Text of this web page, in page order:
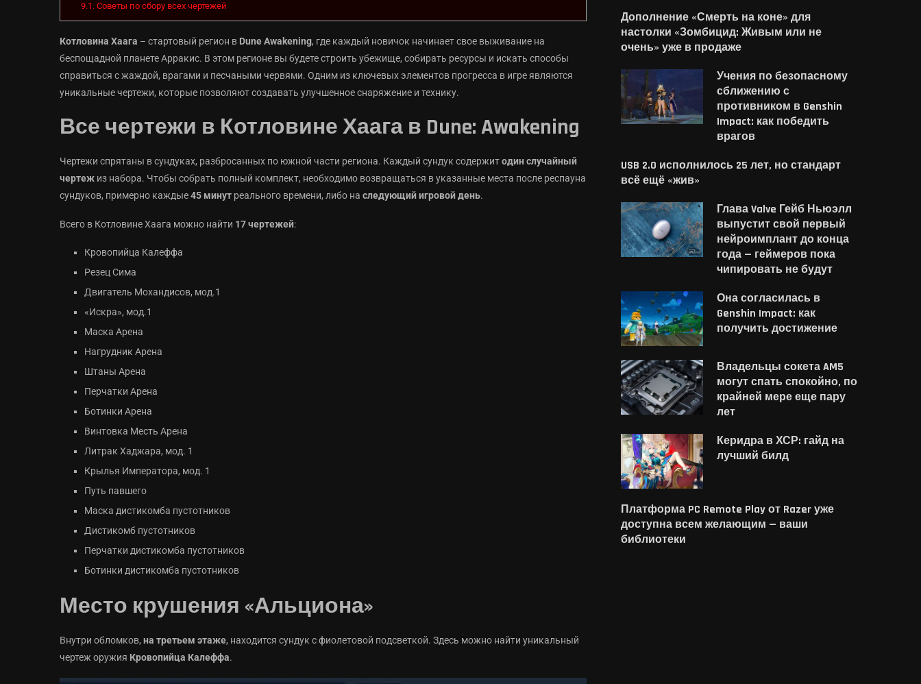
9.1.Советы по сбору всех чертежей
Котловина Хаага – стартовый регион в Dune Awakening, где каждый новичок начинает свое выживание на
беспощадной планете Арракис. В этом регионе вы будете строить убежище, собирать ресурсы и искать способы
справиться с жаждой, врагами и песчаными червями. Одним из ключевых элементов прогресса в игре являются
уникальные чертежи, которые позволяют создавать улучшенное снаряжение и технику.
Все чертежи в Котловине Хаага в Dune: Awakening
Чертежи спрятаны в сундуках, разбросанных по южной части региона. Каждый сундук содержитодин случайный
чертеж из набора. Чтобы собрать полный комплект, необходимо возвращаться в указанные места после респауна
сундуков, примерно каждые45 минут реального времени, либо на следующий игровой день.
Всего в Котловине Хаага можно найти 17 чертежей:
Кровопийца Калеффа
Резец Сима
Двигатель Мохандисов, мод.1
«Искра», мод.1
Маска Арена
Нагрудник Арена
Штаны Арена
Перчатки Арена
Ботинки Арена
Винтовка Месть Арена
Литрак Хаджара, мод. 1
Крылья Императора, мод. 1
Путь павшего
Маска дистикомба пустотников
Дистикомб пустотников
Перчатки дистикомба пустотников
Ботинки дистикомба пустотников
Место крушения «Альциона»
Внутри обломков, на третьем этаже, находится сундук с фиолетовой подсветкой. Здесь можно найти уникальный
чертеж оружия Кровопийца Калеффа.
Дополнение «Смерть на коне» для
настолки «Зомбицид: Живым или не
очень» уже в продаже
Учения по безопасному
сближению с
противником в Genshin
Impact: как победить
врагов
USB 2.0 исполнилось 25 лет, но стандарт
всё ещё «жив»
Глава Valve Гейб Ньюэлл
выпустит свой первый
нейроимплант до конца
года — геймеров пока
чипировать не будут
Она согласилась в
Genshin Impact: как
получить достижение
Владельцы сокета AM5
могут спать спокойно, по
крайней мере еще пару
лет
Керидра в ХСР: гайд на
лучший билд
Платформа PC Remote Play от Razer уже
доступна всем желающим — ваши
библиотеки